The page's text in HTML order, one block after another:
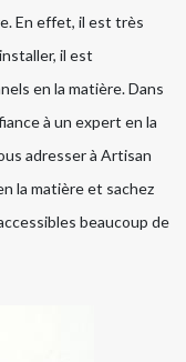
En effet, il est très
il est
en la matière. Dans
à un expert en la
adresser à Artisan
la matière et sachez
beaucoup de